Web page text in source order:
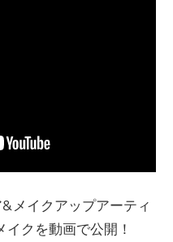
メイクアップアーティ
クを動画で公開！